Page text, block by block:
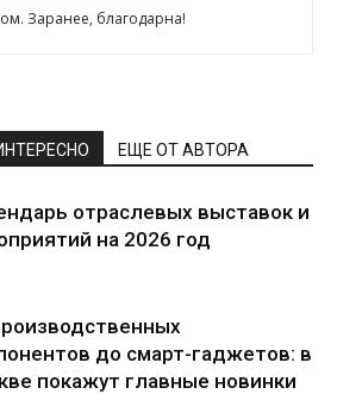
Заранее, благодарна!
ЕЩЕ ОТ АВТОРА
отраслевых выставок и
на 2026 год
до смарт-гаджетов: в
покажут главные новинки